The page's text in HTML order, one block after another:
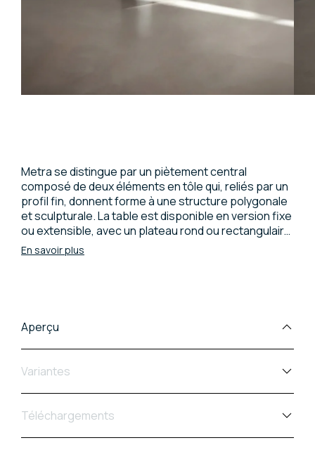
Metra se distingue par un piètement central
composé de deux éléments en tôle qui, reliés par un
profil fin, donnent forme à une structure polygonale
et sculpturale. La table est disponible en version fixe
ou extensible, avec un plateau rond ou rectangulaire,
dans une large gamme de matériaux et de finitions
permettant de répondre à chaque espace et à
En savoir plus
Aperçu
Variantes
Téléchargements